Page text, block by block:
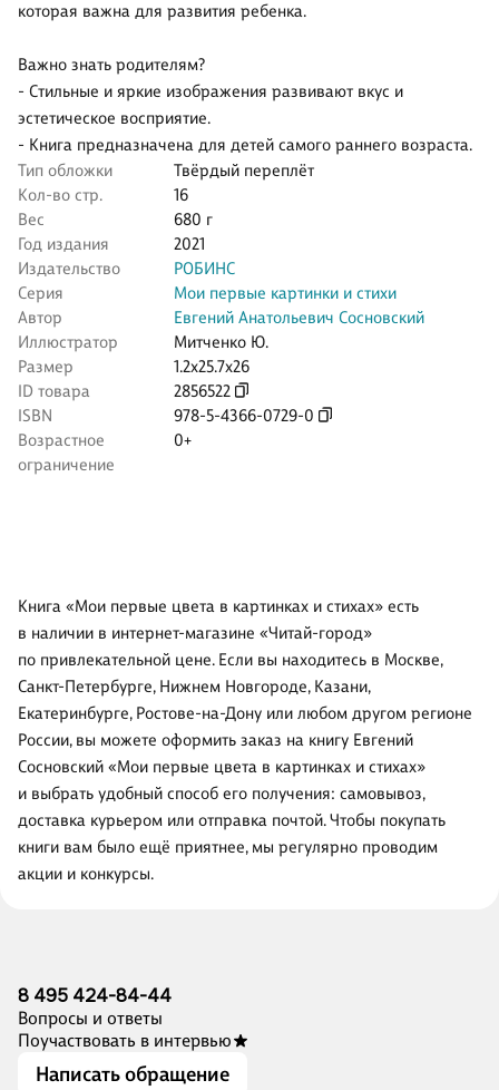
которая важна для развития ребенка.
Важно знать родителям?
- Стильные и яркие изображения развивают вкус и
эстетическое восприятие.
- Книга предназначена для детей самого раннего возраста.
Тип обложки
Твёрдый переплёт
Кол-во стр.
16
Вес
680 г
Год издания
2021
Издательство
РОБИНС
Серия
Мои первые картинки и стихи
Автор
Евгений Анатольевич Сосновский
Иллюстратор
Митченко Ю.
Размер
1.2x25.7x26
ID товара
2856522
ISBN
978-5-4366-0729-0
Возрастное
ограничение
0+
Книга «Мои первые цвета в картинках и стихах» есть
в наличии в интернет-магазине «Читай-город»
по привлекательной цене. Если вы находитесь в Москве,
Санкт-Петербурге, Нижнем Новгороде, Казани,
Екатеринбурге, Ростове-на-Дону или любом другом регионе
России, вы можете оформить заказ на книгу Евгений
Сосновский «Мои первые цвета в картинках и стихах»
и выбрать удобный способ его получения: самовывоз,
доставка курьером или отправка почтой. Чтобы покупать
книги вам было ещё приятнее, мы регулярно проводим
акции и конкурсы.
8 495 424-84-44
Вопросы и ответы
Поучаствовать в интервью
Написать обращение